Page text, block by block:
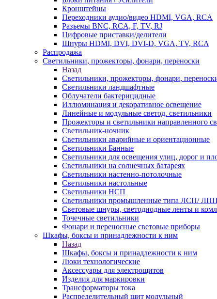
Кронштейны
Переходники аудио/видео HDMI, VGA, RCA
Разъемы BNС, RCA, F, TV, RJ
Цифровые приставки/делители
Шнуры HDMI, DVI, DVI-D, VGA, TV, RCA
Распродажа
Светильники, прожекторы, фонари, переноски
Назад
Светильники, прожекторы, фонари,
Светильники ландшафтные
Облучатели бактерицидные
Иллюминация и декоративное освещение
Линейные и модульные светод. светильники
Прожекторы и светильники направленного
Светильник-ночник
Светильники аварийные и ориентационные
Светильники Банные
Светильники для освещения улиц, дорог и
Светильники на солнечных батареях
Светильники настенно-потолочные
Светильники настольные
Светильники НСП
Светильники промышленные типа ЛСП/
Световые шнуры, светодиодные ленты и
Точечные светильники
Фонари и переносные световые приборы
Шкафы, боксы и принадлежности к ним
Назад
Шкафы, боксы и принадлежности к ним
Люки технологические
Аксессуары для электрощитов
Изделия для маркировки
Трансформаторы тока
Распределительный щит модульный